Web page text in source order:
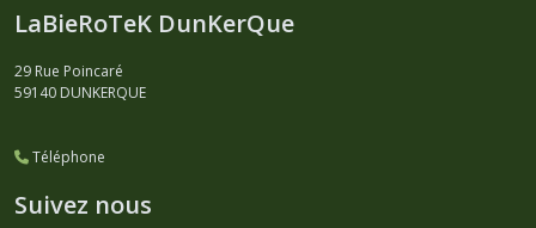
LaBieRoTeK DunKerQue
29 Rue Poincaré
59140 DUNKERQUE
Téléphone
Suivez nous